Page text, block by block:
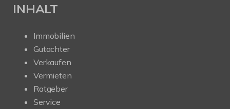
INHALT
Immobilien
Gutachter
Verkaufen
Vermieten
Ratgeber
Service